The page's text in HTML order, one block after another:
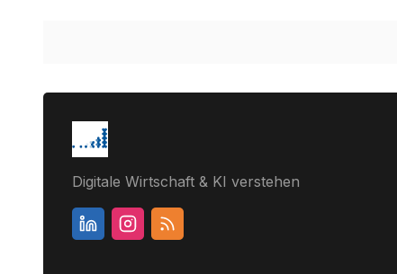
Digitale Wirtschaft & KI verstehen